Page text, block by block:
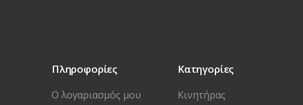
Πληροφορίες
Ο λογαριασμός μου
Κατηγορίες
Κινητήρας